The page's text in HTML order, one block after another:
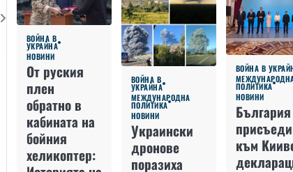
ВОЙНА В
УКРАЙНА
НОВИНИ
От руския
плен
обратно в
кабината на
бойния
хеликоптер:
ВОЙНА В
УКРАЙНА
МЕЖДУНАРОДНА
ПОЛИТИКА
НОВИНИ
Украински
дронове
поразиха
ВОЙНА В
ПОЛИТИКА
НОВИНИ
към